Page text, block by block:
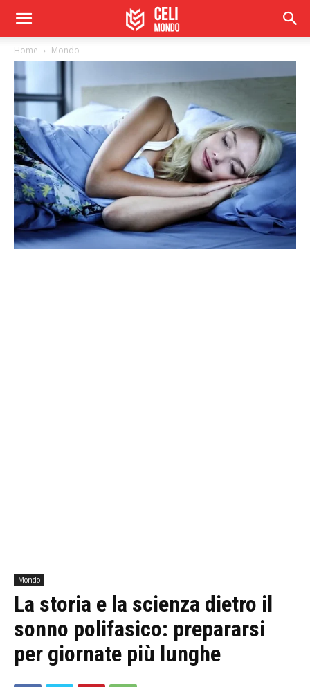
Home Mondo
Mondo
La storia e la scienza dietro il
sonno polifasico: prepararsi
per giornate più lunghe